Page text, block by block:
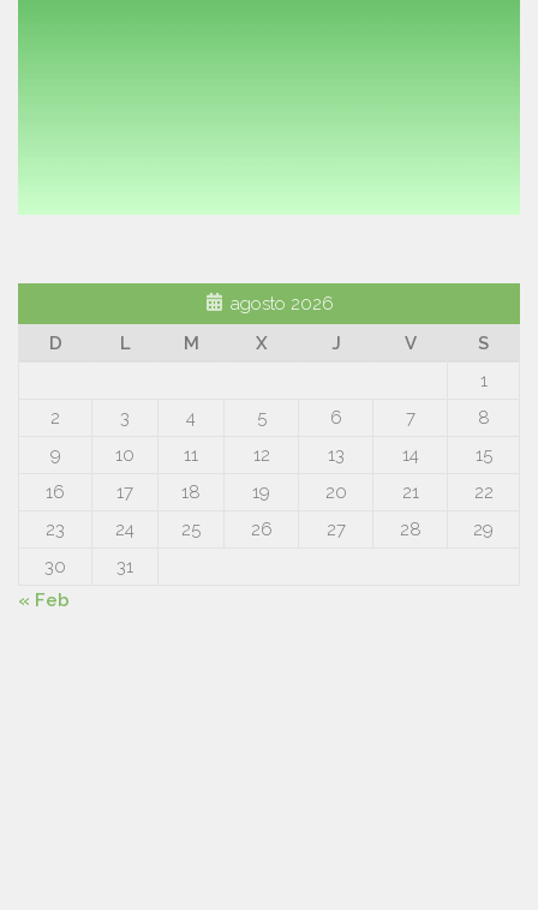
agosto 2026
D
L M X J V
S
1
2
3 4 5 6 7
8
9
10 11 12 13 14
15
16
17 18 19 20 21
22
23
24 25 26 27 28
29
30
31
« Feb